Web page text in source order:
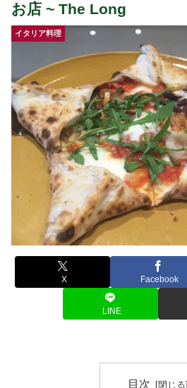
お店 ~ The Long
イタリア料理
X Facebook
LINE
目次